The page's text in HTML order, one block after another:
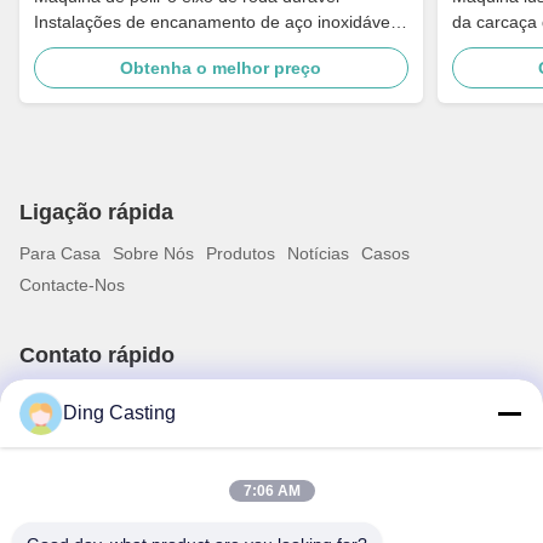
Instalações de encanamento de aço inoxidável
Equipamento de polir para peças de automóveis
Obtenha o melhor preço
da carcaça
conjunto
Ligação rápida
Para Casa Sobre Nós Produtos Notícias
Casos
Contacte-Nos
Contato rápido
Estrada de No.36 Qingxi, cidade de Guankou, cidade de
Xiamen do distrito de Jimei, província de Fujian, China
Ding Casting
7:06 AM